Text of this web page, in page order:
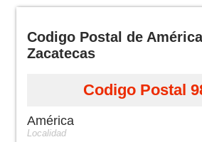
Codigo Postal de
Zacatecas
Codigo Postal
América
Localidad